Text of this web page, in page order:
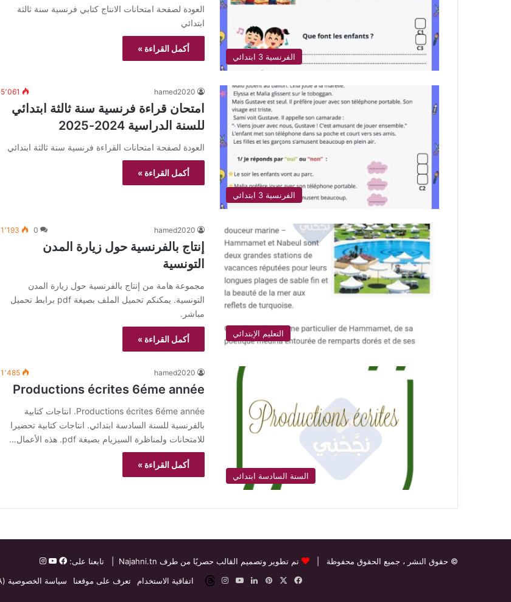
الفرنسية 3 ابتدائي
العودة لصفحة امتحانات الانتاج كتابي فرنسية سنة ثالثة
ابتدائي
أكمل القراءة »
الفرنسية 3 ابتدائي
hamed2020 5٬061
امتحان قراءة فرنسية سنة ثالثة ابتدائي
للسنة الدراسية 2024-2025
العودة لصفحة امتحانات القراءة فرنسية سنة ثالثة ابتدائي
أكمل القراءة »
التعليم الإبتدائي
hamed2020
0 1٬193
إنتاج بالفرنسية حول زيارة المدن
التونسية
مجموعة هامة من إنتاج بالفرنسية حول زيارة المدن
التونسية. يمكنكم تحميل الملف بصيغة pdf برابط تحميل
مباشر.
أكمل القراءة »
السنة السادسة ابتدائي
hamed2020 1٬485
Productions écrites 6éme année
Productions écrites 6éme année. انتاجات كتابية
بالفرنسية للسنة السادسة ابتدائي. انتاجات كتابية تحضيرا
للامتحانات ولمناظرة السيزيام بصيغة pdf. هذه الأعمال…
أكمل القراءة »
© حقوق النشر ، جميع الحقوق محفوظة | تم تطوير وتصميم القالب حصريًا من طرف Najahni.tn | تابعنا على:
اتفاقية الاستخدام
تعرف على موقعنا سياسة الخصوصية (DMCA) فيسبوكبينتيريست
لينكدإن‫YouTube
انستقرامthreads